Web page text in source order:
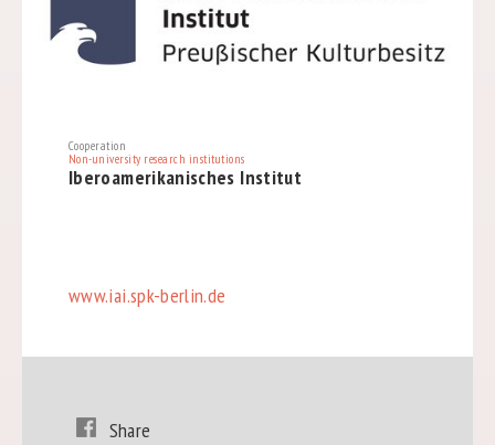
Cooperation
Non-university research institutions
Iberoamerikanisches Institut
www.iai.spk-berlin.de
Share